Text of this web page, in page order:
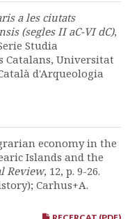
a les ciutats
(segles II aC-VI dC),
Studia
Catalans, Universitat
d'Arqueologia
economy in the
Islands and the
Review, 12, p. 9-26.
Carhus+A.